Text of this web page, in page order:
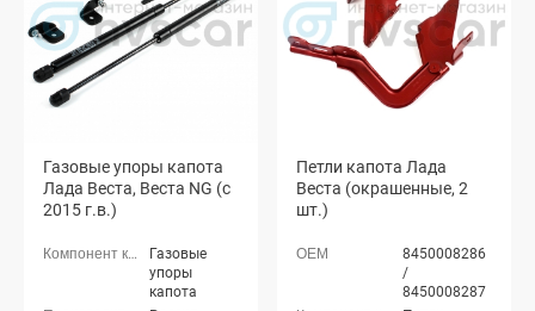
Газовые упоры капота
Лада Веста, Веста NG (с
2015 г.в.)
Газовые
упоры
капота
Петли капота Лада
Веста (окрашенные, 2
шт.)
8450008286
/
8450008287